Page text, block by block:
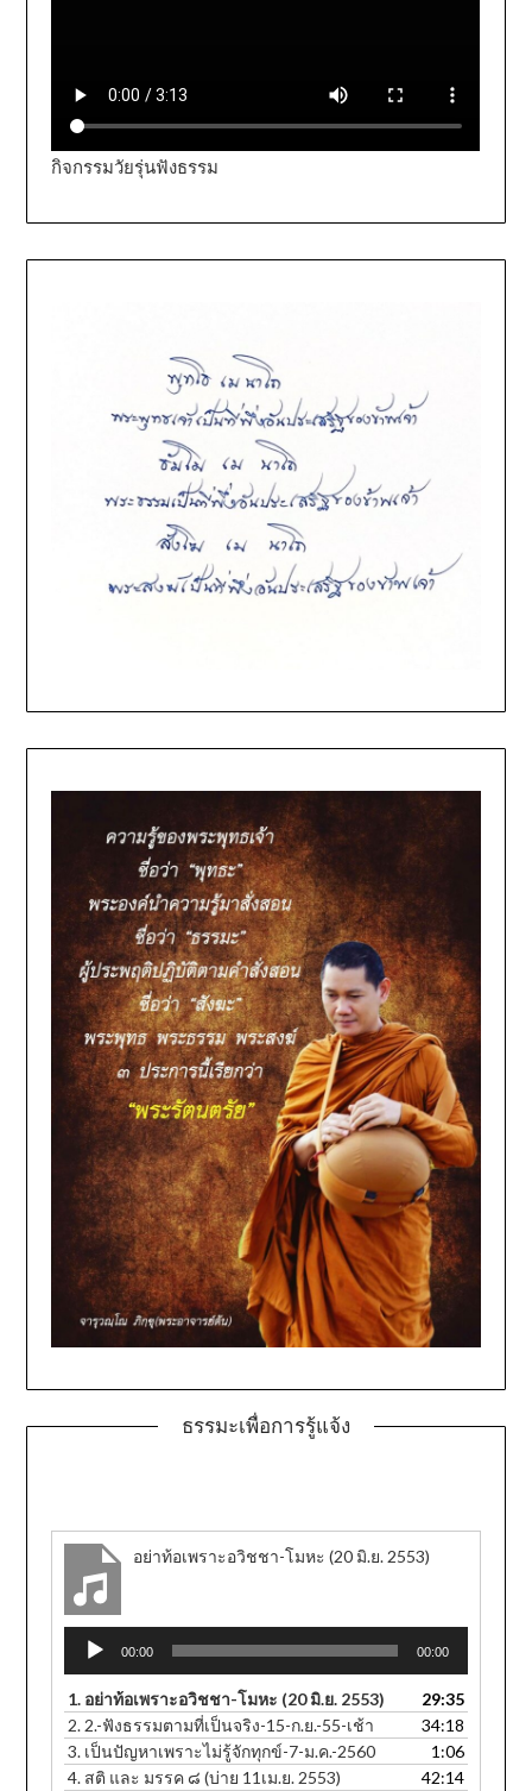
กิจกรรมวัยรุ่นฟังธรรม
ธรรมะเพื่อการรู้แจ้ง
อย่าท้อเพราะอวิชชา-โมหะ (20 มิ.ย. 2553)
Audio
Player
00:00 00:00
1. อย่าท้อเพราะอวิชชา-โมหะ (20 มิ.ย. 2553)
29:35
2. 2.-ฟังธรรมตามที่เป็นจริง-15-ก.ย.-55-เช้า
34:18
3. เป็นปัญหาเพราะไม่รู้จักทุกข์-7-ม.ค.-2560
1:06
4. สติ และ มรรค ๘ (บ่าย 11เม.ย. 2553)
42:14